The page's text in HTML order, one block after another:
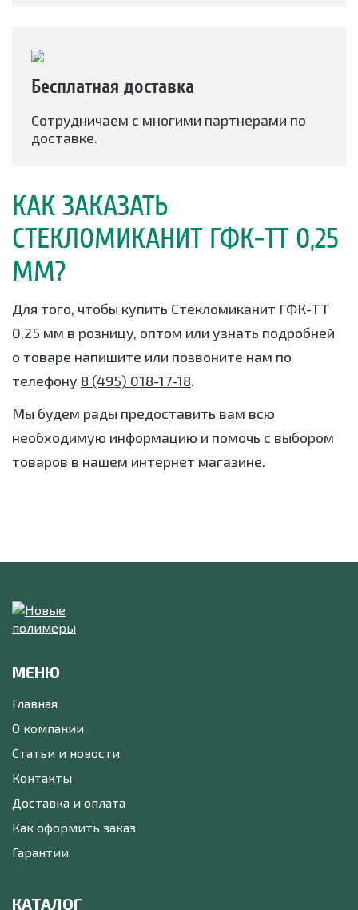
Бесплатная доставка
Сотрудничаем с многими партнерами по
доставке.
КАК ЗАКАЗАТЬ
СТЕКЛОМИКАНИТ ГФК-ТТ 0,25
ММ?
Для того, чтобы купить Стекломиканит ГФК-ТТ
0,25 мм в розницу, оптом или узнать подробней
о товаре напишите или позвоните нам по
телефону 8 (495) 018-17-18.
Мы будем рады предоставить вам всю
необходимую информацию и помочь с выбором
товаров в нашем интернет магазине.
МЕНЮ
Главная
О компании
Статьи и новости
Контакты
Доставка и оплата
Как оформить заказ
Гарантии
КАТАЛОГ